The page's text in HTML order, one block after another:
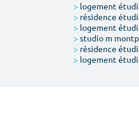
> logement
> résidence
> logement
> studio m
> résidence
> logement